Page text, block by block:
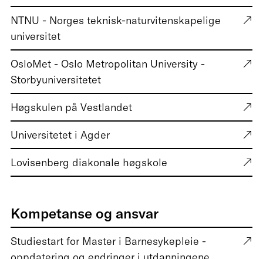
NTNU - Norges teknisk-naturvitenskapelige
universitet
OsloMet - Oslo Metropolitan University -
Storbyuniversitetet
Høgskulen på Vestlandet
Universitetet i Agder
Lovisenberg diakonale høgskole
Kompetanse og ansvar
Studiestart for Master i Barnesykepleie -